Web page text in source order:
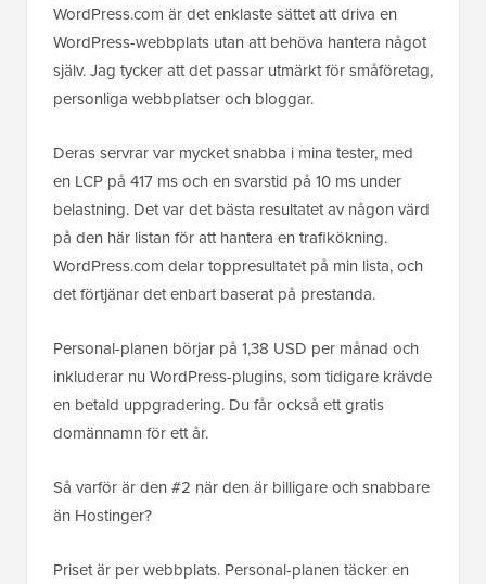
WordPress.com är det enklaste sättet att driva en
WordPress-webbplats utan att behöva hantera något
själv. Jag tycker att det passar utmärkt för småföretag,
personliga webbplatser och bloggar.
Deras servrar var mycket snabba i mina tester, med
en LCP på 417 ms och en svarstid på 10 ms under
belastning. Det var det bästa resultatet av någon värd
på den här listan för att hantera en trafikökning.
WordPress.com delar toppresultatet på min lista, och
det förtjänar det enbart baserat på prestanda.
Personal-planen börjar på 1,38 USD per månad och
inkluderar nu WordPress-plugins, som tidigare krävde
en betald uppgradering. Du får också ett gratis
domännamn för ett år.
Så varför är den #2 när den är billigare och snabbare
än Hostinger?
Priset är per webbplats. Personal-planen täcker en